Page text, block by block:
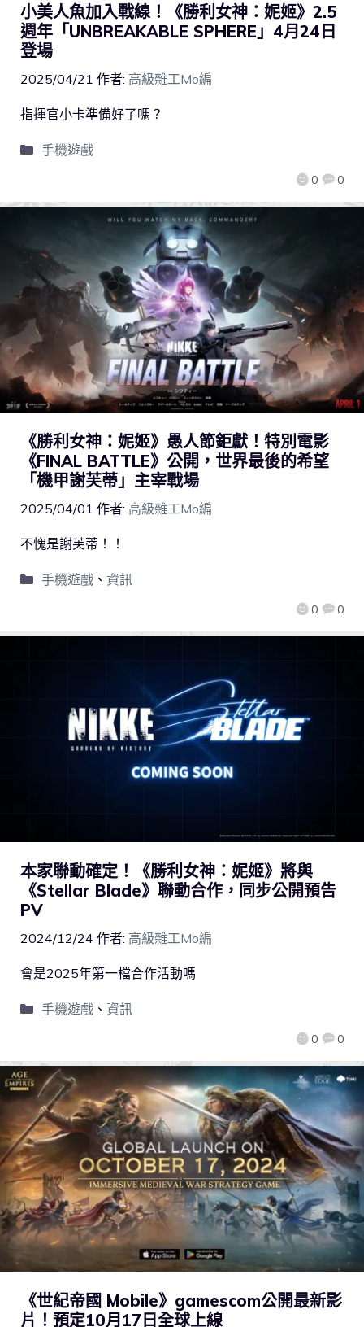
小美人魚加入戰線！《勝利女神：妮姬》2.5
週年「UNBREAKABLE SPHERE」4月24日
登場
2025/04/21 作者: 高級雜工Mo編
0 0
指揮官小卡準備好了嗎？
手機遊戲
《勝利女神：妮姬》愚人節鉅獻！特別電影
《FINAL BATTLE》公開，世界最後的希望
「機甲謝芙蒂」主宰戰場
2025/04/01 作者: 高級雜工Mo編
0 0
不愧是謝芙蒂！！
手機遊戲、 資訊
本家聯動確定！《勝利女神：妮姬》將與
《Stellar Blade》聯動合作，同步公開預告
PV
2024/12/24 作者: 高級雜工Mo編
0 0
會是2025年第一檔合作活動嗎
手機遊戲、 資訊
《世紀帝國 Mobile》gamescom公開最新影
片！預定10月17日全球上線